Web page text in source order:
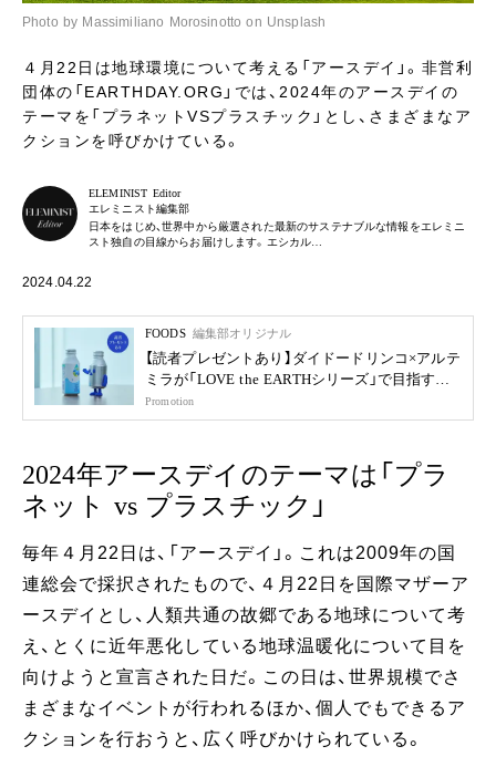
Photo by Massimiliano Morosinotto on Unsplash
４月22日は地球環境について考える「アースデイ」。非営利
団体の「EARTHDAY.ORG」では、2024年のアースデイの
テーマを「プラネットVSプラスチック」とし、さまざまなア
クションを呼びかけている。
ELEMINIST Editor
エレミニスト編集部
日本をはじめ、世界中から厳選された最新のサステナブルな情報をエレミニ
スト独自の目線からお届けします。エシカル…
2024.04.22
FOODS 編集部オリジナル
【読者プレゼントあり】ダイドードリンコ×アルテ
ミラが「LOVE the EARTHシリーズ」で目指す未
来
Promotion
2024年アースデイのテーマは「プラ
ネット vs プラスチック」
毎年４月22日は、「アースデイ」。これは2009年の国
連総会で採択されたもので、４月22日を国際マザーア
ースデイとし、人類共通の故郷である地球について考
え、とくに近年悪化している地球温暖化について目を
向けようと宣言された日だ。この日は、世界規模でさ
まざまなイベントが行われるほか、個人でもできるア
クションを行おうと、広く呼びかけられている。